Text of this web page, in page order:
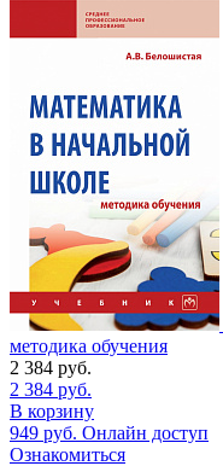
методика обучения
2 384 руб.
2 384 руб.
В корзину
949 руб. Онлайн доступ
Ознакомиться